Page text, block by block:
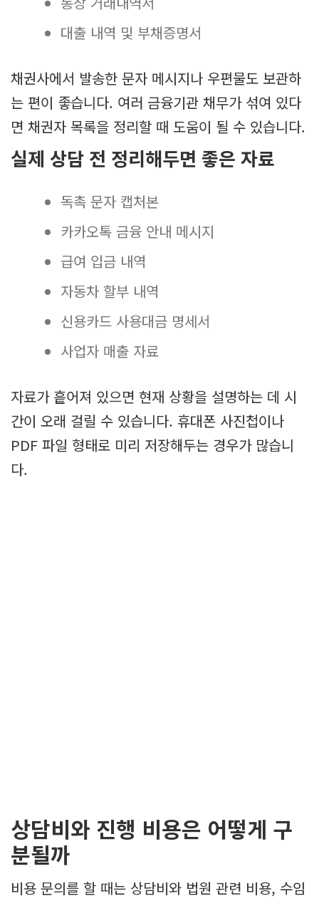
대출 내역 및 부채증명서
채권사에서 발송한 문자 메시지나 우편물도 보관하
는 편이 좋습니다. 여러 금융기관 채무가 섞여 있다
면 채권자 목록을 정리할 때 도움이 될 수 있습니다.
실제 상담 전 정리해두면 좋은 자료
독촉 문자 캡처본
카카오톡 금융 안내 메시지
급여 입금 내역
자동차 할부 내역
신용카드 사용대금 명세서
사업자 매출 자료
자료가 흩어져 있으면 현재 상황을 설명하는 데 시
간이 오래 걸릴 수 있습니다. 휴대폰 사진첩이나
PDF 파일 형태로 미리 저장해두는 경우가 많습니
다.
상담비와 진행 비용은 어떻게 구
분될까
비용 문의를 할 때는 상담비와 법원 관련 비용, 수임